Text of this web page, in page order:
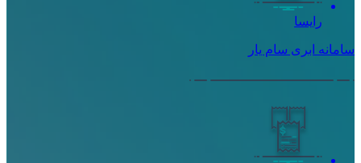
رایسا
سامانه ابری سام یار